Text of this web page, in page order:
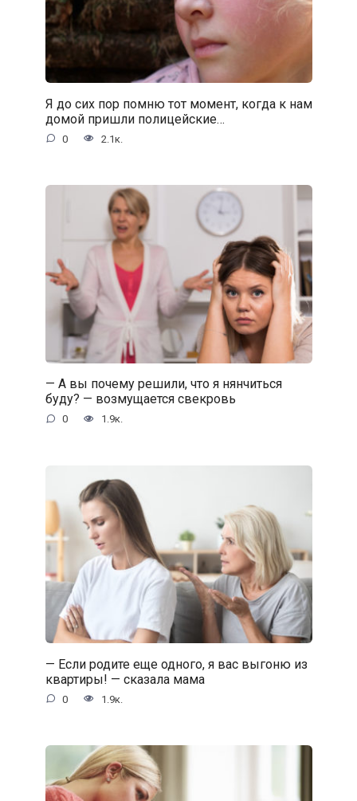
Я до сих пор помню тот момент, когда к нам
домой пришли полицейские…
0 2.1к.
— А вы почему решили, что я нянчиться
буду? — возмущается свекровь
0 1.9к.
— Если родите еще одного, я вас выгоню из
квартиры! — сказала мама
0 1.9к.